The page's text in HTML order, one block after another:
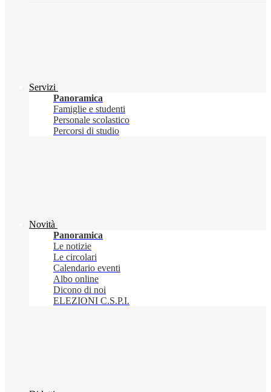
Servizi
Panoramica
Famiglie e studenti
Personale scolastico
Percorsi di studio
Novità
Panoramica
Le notizie
Le circolari
Calendario eventi
Albo online
Dicono di noi
ELEZIONI C.S.P.I.